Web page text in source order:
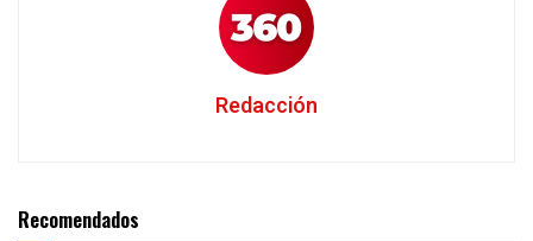
Redacción
Recomendados